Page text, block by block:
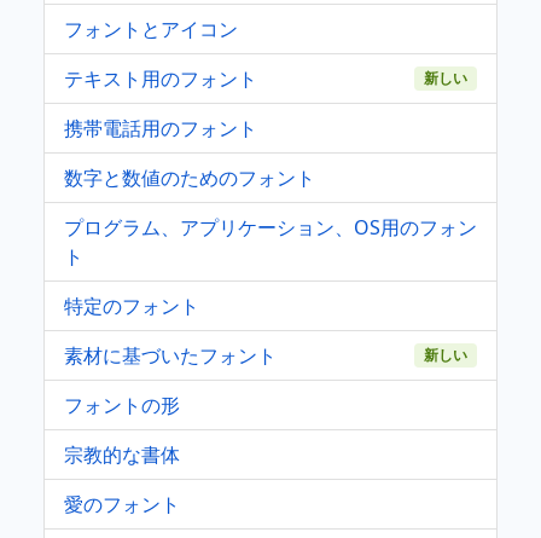
フォントとアイコン
テキスト用のフォント
新しい
携帯電話用のフォント
数字と数値のためのフォント
プログラム、アプリケーション、OS用のフォン
ト
特定のフォント
素材に基づいたフォント
新しい
フォントの形
宗教的な書体
愛のフォント